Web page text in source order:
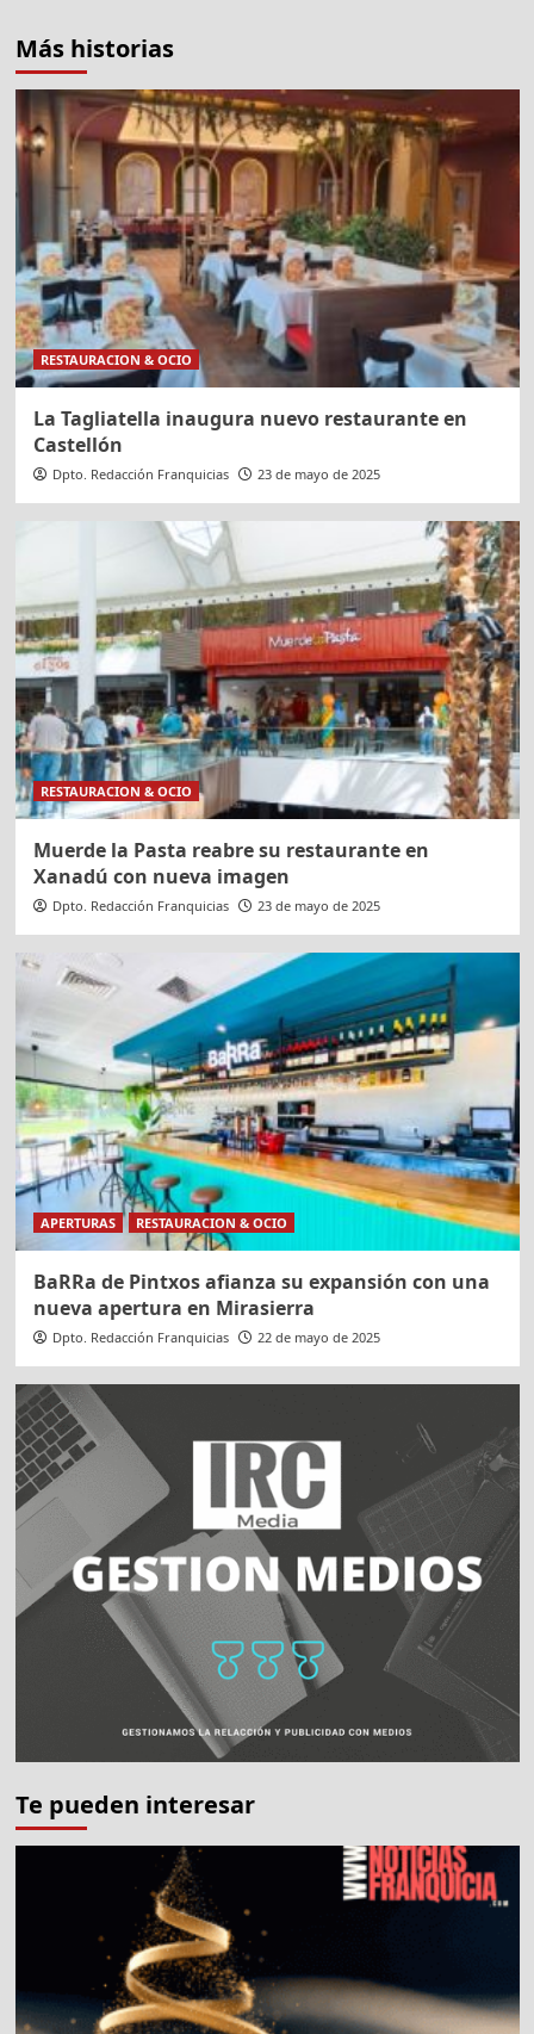
Más historias
RESTAURACION & OCIO
La Tagliatella inaugura nuevo restaurante en
Castellón
Dpto. Redacción Franquicias 23 de mayo de 2025
RESTAURACION & OCIO
Muerde la Pasta reabre su restaurante en
Xanadú con nueva imagen
Dpto. Redacción Franquicias 23 de mayo de 2025
APERTURAS RESTAURACION & OCIO
BaRRa de Pintxos afianza su expansión con una
nueva apertura en Mirasierra
Dpto. Redacción Franquicias 22 de mayo de 2025
Te pueden interesar